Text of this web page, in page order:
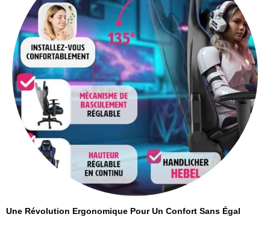
Une Révolution Ergonomique Pour Un Confort Sans Égal